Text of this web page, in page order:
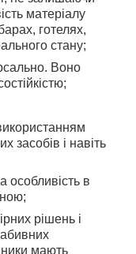
матеріалу
готелях,
стану;
Воно
засобів і навіть
особливість в
рішень і
мають